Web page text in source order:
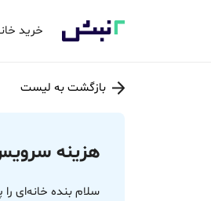
خرید
بازگشت به لیست
هزینه
سلام بنده خانه‌ای